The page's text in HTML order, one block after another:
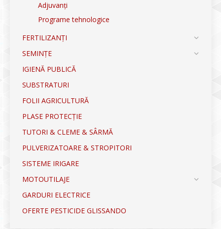
Adjuvanți
Programe tehnologice
FERTILIZANȚI
SEMINȚE
IGIENĂ PUBLICĂ
SUBSTRATURI
FOLII AGRICULTURĂ
PLASE PROTECȚIE
TUTORI & CLEME & SÂRMĂ
PULVERIZATOARE & STROPITORI
SISTEME IRIGARE
MOTOUTILAJE
GARDURI ELECTRICE
OFERTE PESTICIDE GLISSANDO